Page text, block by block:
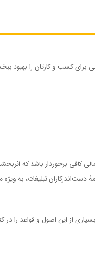
برای کسب و کارتان را بهبود
کافی برخوردار باشد که
تبلیغات، به ‌ویژه
از این اصول و قواعد را در